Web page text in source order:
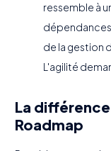
ressemble à
dépendances
de la gestion
L'agilité
La
Roadmap